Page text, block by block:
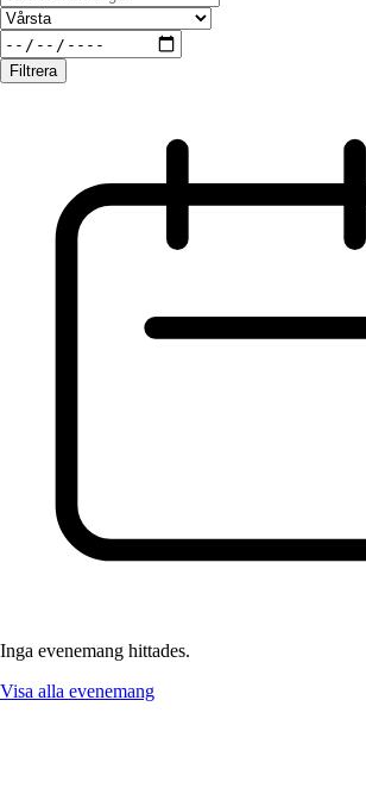
Filtrera
Inga evenemang hittades.
Visa alla evenemang